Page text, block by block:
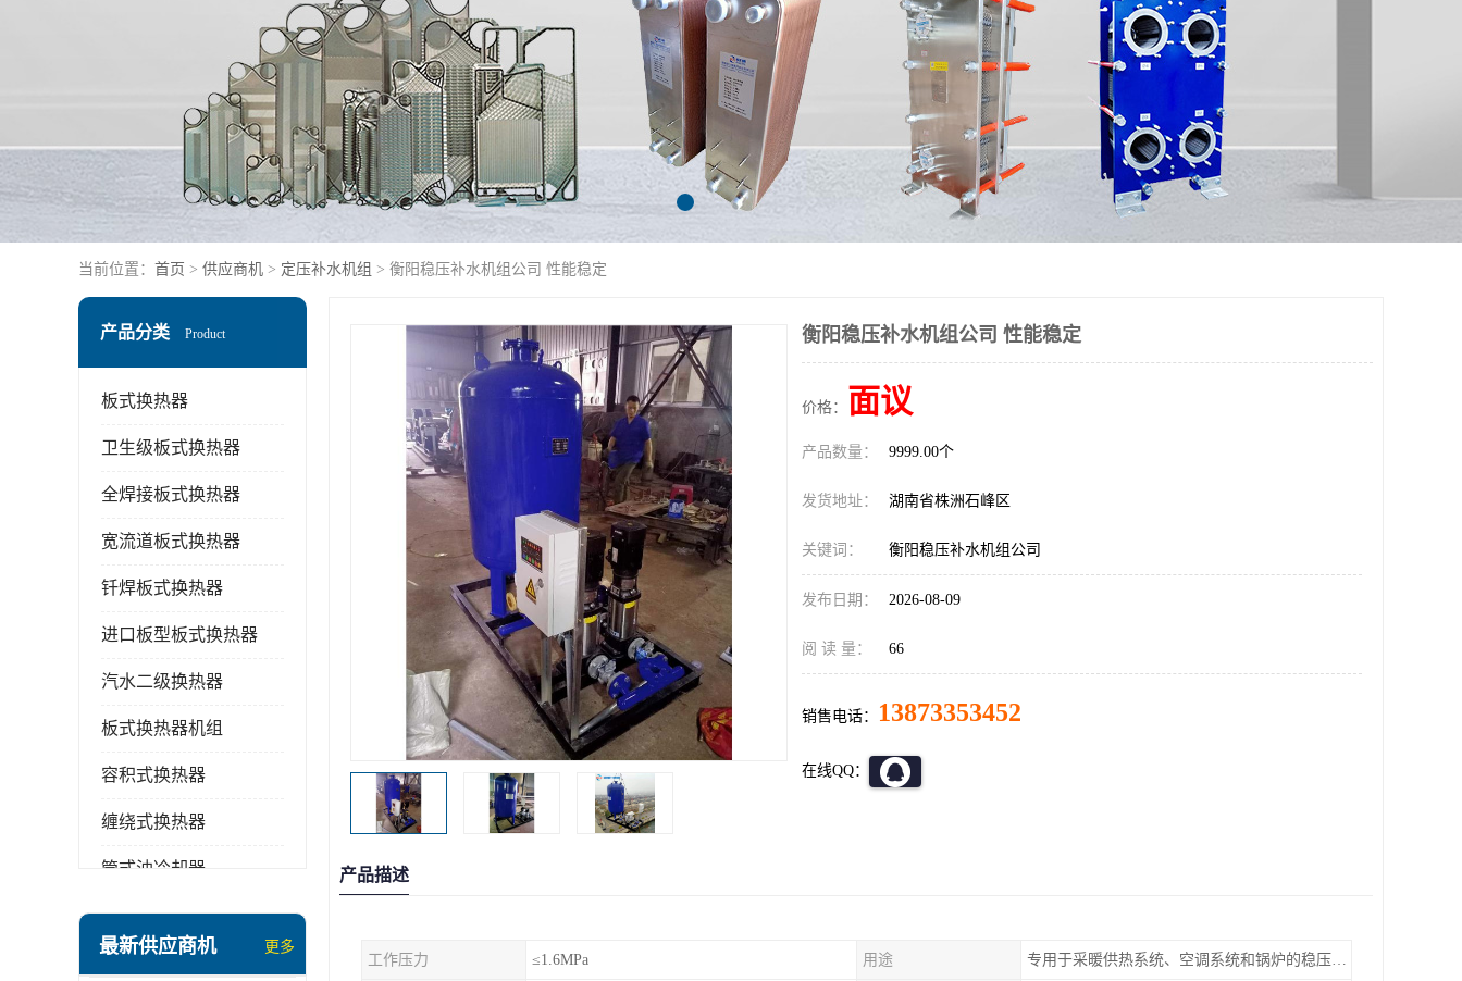
当前位置： 首页 > 供应商机 > 定压补水机组 > 衡阳稳压补水机组公司 性能稳定
产品分类 Product
板式换热器
卫生级板式换热器
全焊接板式换热器
宽流道板式换热器
钎焊板式换热器
进口板型板式换热器
汽水二级换热器
板式换热器机组
容积式换热器
缠绕式换热器
管式油冷却器
盘管换热
最新供应商机 更多
衡阳稳压补水机组公司 性能稳定
价格： 面议
产品数量： 9999.00个
发货地址： 湖南省株洲石峰区
关键词： 衡阳稳压补水机组公司
发布日期： 2026-08-09
阅 读 量： 66
销售电话： 13873353452
在线QQ：
产品描述
工作压力 ≤1.6MPa 用途 专用于采暖供热系统、空调系统和锅炉的稳压补水